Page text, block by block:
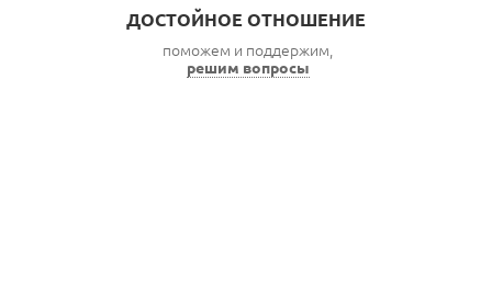
ДОСТОЙНОЕ ОТНОШЕНИЕ
поможем и поддержим,
решим вопросы